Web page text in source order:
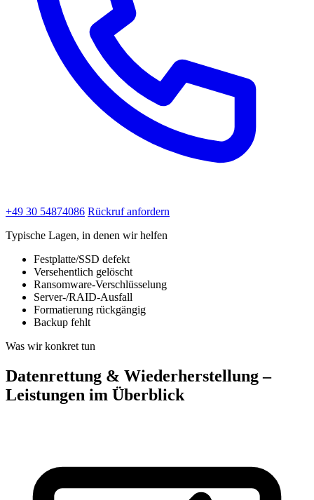
+49 30 54874086 Rückruf anfordern
Typische Lagen, in denen wir helfen
Festplatte/SSD defekt
Versehentlich gelöscht
Ransomware-Verschlüsselung
Server-/RAID-Ausfall
Formatierung rückgängig
Backup fehlt
Was wir konkret tun
Datenrettung & Wiederherstellung –
Leistungen im Überblick